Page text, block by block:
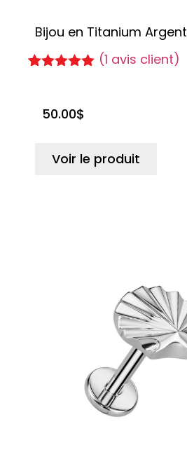
Bijou en Titanium Argent
notation
(1 avis client)
50.00$
Voir le produit